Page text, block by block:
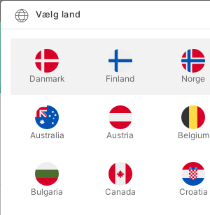
TRYLLERI FORBRUGSVARER
170 produkter
Vælg land
Danmark Finland Norge
Australia Austria Belgium
Bulgaria Canada Croatia